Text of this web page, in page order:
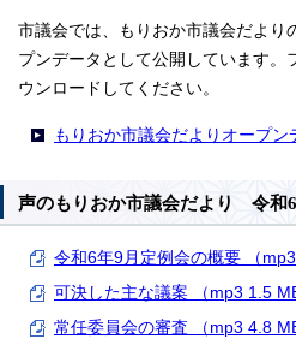
市議会では、もりおか市議会だより
プンデータとして公開しています。
ウンロードしてください。
もりおか市議会だよりオープン
声のもりおか市議会だより 令和
令和6年9月定例会の概要 （mp3
可決した主な議案 （mp3 1.5
常任委員会の審査 （mp3 4.8